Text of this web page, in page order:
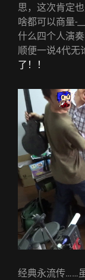
思，这次肯定
啥都可以商量-
什么四个人演
顺便一说4代无
了！！
经典永流传……